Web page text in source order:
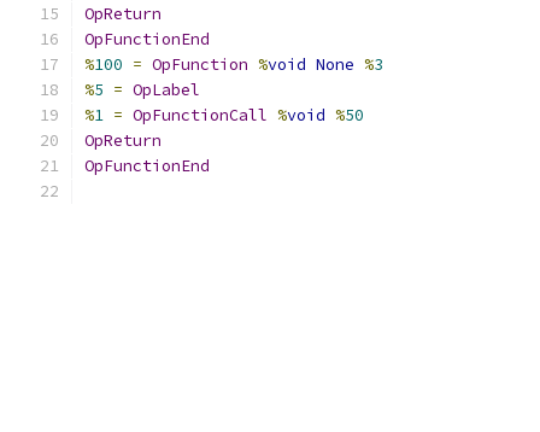
OpReturn
OpFunctionEnd
%100 = OpFunction %void None %3
%5 = OpLabel
%1 = OpFunctionCall %void %50
OpReturn
OpFunctionEnd